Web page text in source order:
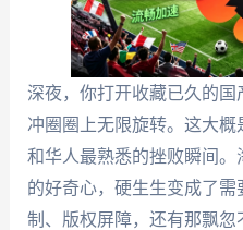
深夜，你打开收藏已久的
冲圈圈上无限旋转。这大
和华人最熟悉的挫败瞬间
的好奇心，硬生生变成了
制、版权屏障，还有那飘